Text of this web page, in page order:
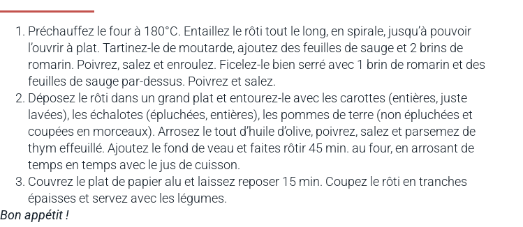
Préchauffez le four à 180°C. Entaillez le rôti tout le long, en spirale, jusqu’à pouvoir
l’ouvrir à plat. Tartinez-le de moutarde, ajoutez des feuilles de sauge et 2 brins de
romarin. Poivrez, salez et enroulez. Ficelez-le bien serré avec 1 brin de romarin et des
feuilles de sauge par-dessus. Poivrez et salez.
Déposez le rôti dans un grand plat et entourez-le avec les carottes (entières, juste
lavées), les échalotes (épluchées, entières), les pommes de terre (non épluchées et
coupées en morceaux). Arrosez le tout d’huile d’olive, poivrez, salez et parsemez de
thym effeuillé. Ajoutez le fond de veau et faites rôtir 45 min. au four, en arrosant de
temps en temps avec le jus de cuisson.
Couvrez le plat de papier alu et laissez reposer 15 min. Coupez le rôti en tranches
épaisses et servez avec les légumes.
Bon appétit !